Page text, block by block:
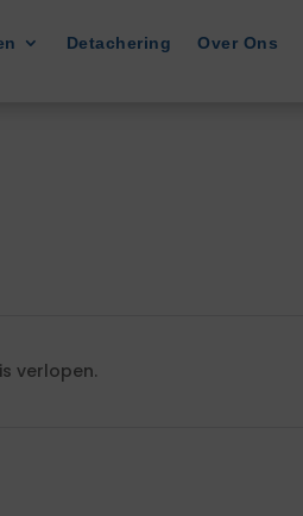
Detachering Over Ons
verlopen.